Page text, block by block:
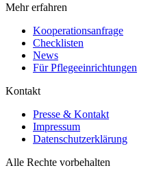
Mehr erfahren
Kooperationsanfrage
Checklisten
News
Für Pflegeeinrichtungen
Kontakt
Presse & Kontakt
Impressum
Datenschutzerklärung
Alle Rechte vorbehalten